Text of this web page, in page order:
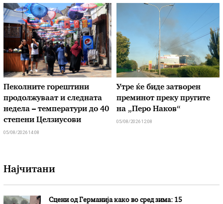
Пеколните горештини
продолжуваат и следната
недела – температури до 40
степени Целзиусови
05/08/2026 14:08
Утре ќе биде затворен
преминот преку пругите
на „Перо Наков“
05/08/2026 12:08
Најчитани
Сцени од Германија како во сред зима: 15